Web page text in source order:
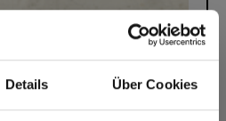
Details Über Cookies